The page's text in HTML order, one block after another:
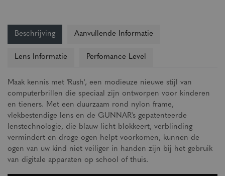
Beschrijving Aanvullende Informatie
Lens Informatie Perfomance Level
Maak kennis met 'Rush', een modieuze nieuwe stijl van
computerbrillen die speciaal zijn ontworpen voor kinderen
en tieners. Met een duurzaam rond nylon frame,
vlekbestendige lens en de GUNNAR's gepatenteerde
lenstechnologie, die blauw licht blokkeert, verblinding
vermindert en droge ogen helpt voorkomen, kunnen de
ogen van uw kind niet veiliger in handen zijn bij het gebruik
van digitale apparaten op school of thuis.